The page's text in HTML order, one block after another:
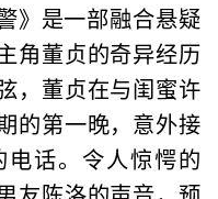
》是一部融合悬疑
角董贞的奇异经历
，董贞在与闺蜜许
的第一晚，意外接
话。令人惊愕的